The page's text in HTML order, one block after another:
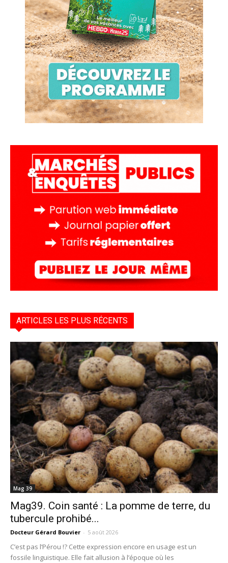
ARTICLES LES PLUS RÉCENTS
Mag 39
Mag39. Coin santé : La pomme de terre, du
tubercule prohibé...
Docteur Gérard Bouvier - 5 août 2026
C’est pas l’Pérou !? Cette expression encore en usage est un
fossile linguistique. Elle fait allusion à l’époque où les